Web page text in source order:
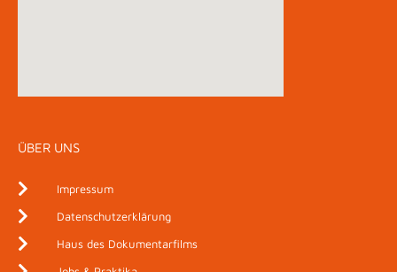
ÜBER UNS
Impressum
Datenschutzerklärung
Haus des Dokumentarfilms